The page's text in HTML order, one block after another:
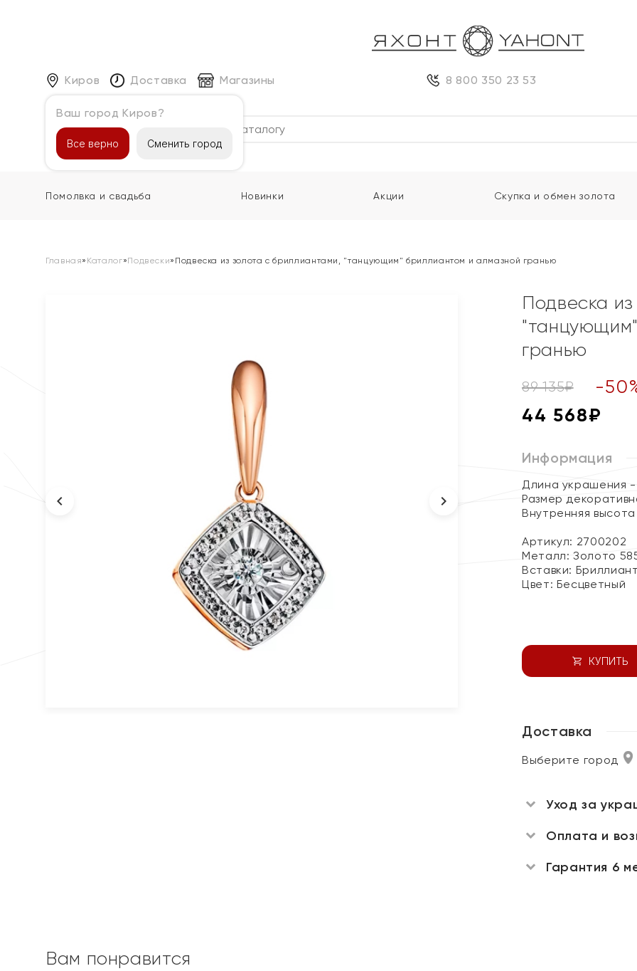
Киров
Ваш город Киров?
Все верно Сменить город
Доставка Магазины 8 800 350 23 53
Каталог
Помолвка и свадьба Новинки Акции Скупка и обмен золота
Главная» Каталог»Подвески» Подвеска из золота с бриллиантами, "танцующим" бриллиантом и алмазной гранью
Подвеска
гранью
89 135₽ -50
44 568₽
Информация
Длина украшения -
Размер
Внутренняя
Артикул: 2700202
Металл:Золото
Вставки: Бриллиант
Цвет: Бесцветный
КУПИТЬ
Доставка
Выберите город
Уход за
Оплата и
Гарантия 6
Вам понравится